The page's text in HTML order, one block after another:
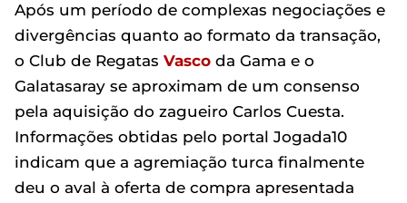
Após um período de complexas negociações e
divergências quanto ao formato da transação,
o Club de Regatas Vasco da Gama e o
Galatasaray se aproximam de um consenso
pela aquisição do zagueiro Carlos Cuesta.
Informações obtidas pelo portal Jogada10
indicam que a agremiação turca finalmente
deu o aval à oferta de compra apresentada